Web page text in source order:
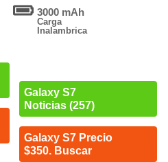
3000 mAh
Carga
Inalambrica
Galaxy S7
Noticias (257)
Galaxy S7 Precio
$350. Buscar